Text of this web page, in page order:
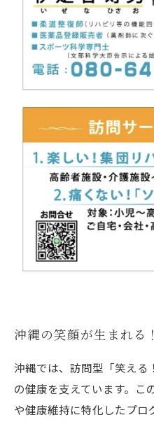
沖縄の笑顔が生まれる
沖縄では、訪問型「笑える
の健康を支えています。こ
や健康維持に特化したプロ